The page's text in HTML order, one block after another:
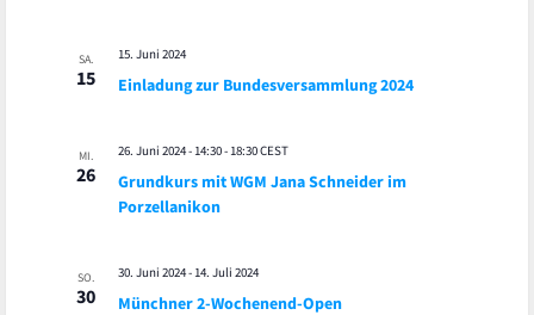
SA.
15 Einladung zur Bundesversammlung 2024
15. Juni 2024
MI.
26
Grundkurs mit WGM Jana Schneider im
Porzellanikon
26. Juni 2024 - 14:30- 18:30CEST
SO.
30 Münchner 2-Wochenend-Open
30. Juni 2024- 14. Juli 2024